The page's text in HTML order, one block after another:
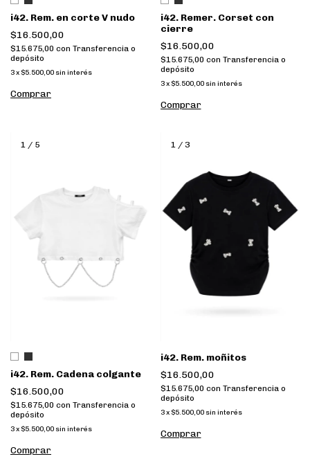
i42. Rem. en corte V nudo
$16.500,00
$15.675,00 con Transferencia o
depósito
3x $5.500,00 sin interés
Comprar
i42. Remer. Corset con
cierre
$16.500,00
$15.675,00 con Transferencia o
depósito
3 x $5.500,00 sin interés
Comprar
1 / 5
i42. Rem. Cadena colgante
$16.500,00
$15.675,00 con Transferencia o
depósito
3x $5.500,00 sin interés
Comprar
1 / 3
i42. Rem. moñitos
$16.500,00
$15.675,00 con Transferencia o
depósito
3 x $5.500,00 sin interés
Comprar